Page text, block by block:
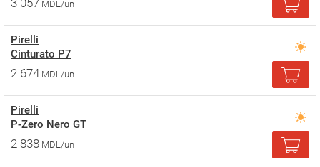
3 057 MDL/un
Pirelli
Cinturato P7
2 674 MDL/un
Pirelli
P-Zero Nero GT
2 838 MDL/un